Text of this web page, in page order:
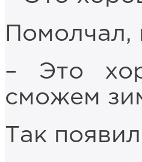
Помолчал,
– Это
сможем
Так